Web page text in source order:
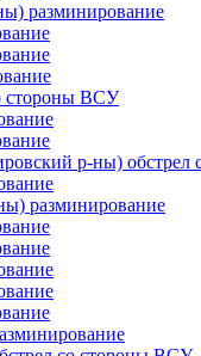
разминирование
стороны ВСУ
р-ны)
разминирование